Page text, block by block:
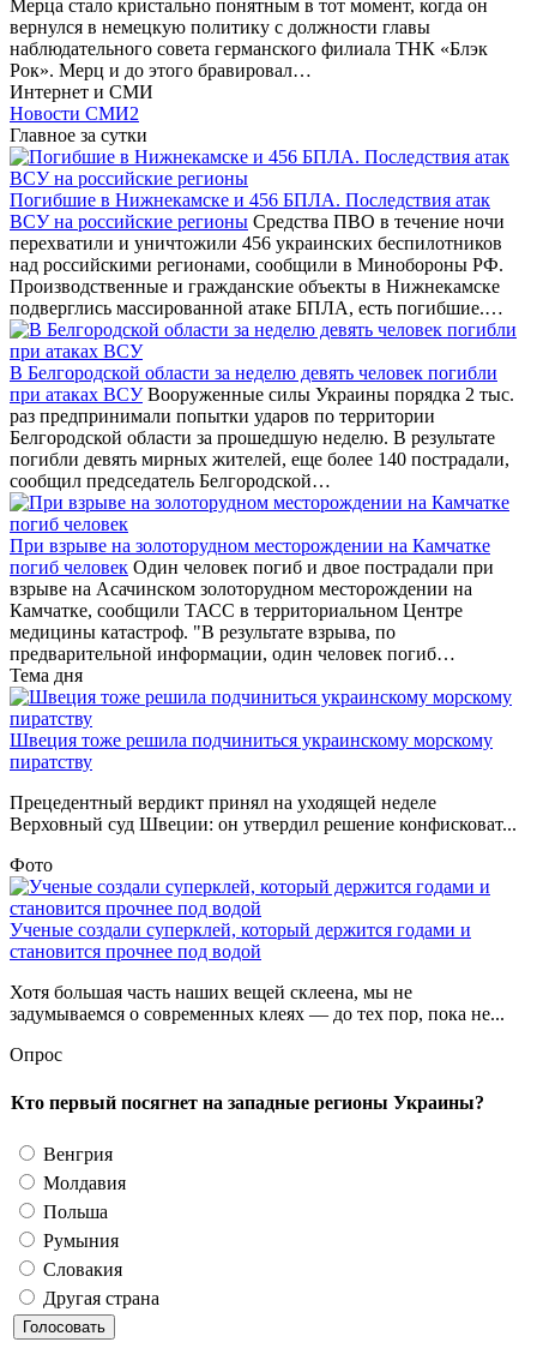
Мерца стало кристально понятным в тот момент, когда он
вернулся в немецкую политику с должности главы
наблюдательного совета германского филиала ТНК «Блэк
Рок». Мерц и до этого бравировал…
Интернет и СМИ
Новости СМИ2
Главное за сутки
Погибшие в Нижнекамске и 456 БПЛА. Последствия атак
ВСУ на российские регионы Средства ПВО в течение ночи
перехватили и уничтожили 456 украинских беспилотников
над российскими регионами, сообщили в Минобороны РФ.
Производственные и гражданские объекты в Нижнекамске
подверглись массированной атаке БПЛА, есть погибшие.…
В Белгородской области за неделю девять человек погибли
при атаках ВСУВооруженные силы Украины порядка 2 тыс.
раз предпринимали попытки ударов по территории
Белгородской области за прошедшую неделю. В результате
погибли девять мирных жителей, еще более 140 пострадали,
сообщил председатель Белгородской…
При взрыве на золоторудном месторождении на Камчатке
погиб человек Один человек погиб и двое пострадали при
взрыве на Асачинском золоторудном месторождении на
Камчатке, сообщили ТАСС в территориальном Центре
медицины катастроф. "В результате взрыва, по
предварительной информации, один человек погиб…
Тема дня
Швеция тоже решила подчиниться украинскому морскому
пиратству
Прецедентный вердикт принял на уходящей неделе
Верховный суд Швеции: он утвердил решение конфисковат...
Фото
Ученые создали суперклей, который держится годами и
становится прочнее под водой
Хотя большая часть наших вещей склеена, мы не
задумываемся о современных клеях — до тех пор, пока не...
Опрос
Кто первый посягнет на западные регионы Украины?
Венгрия
Молдавия
Польша
Румыния
Словакия
Другая страна